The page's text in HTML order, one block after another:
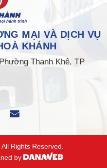
MẠI VÀ DỊCH VỤ
KHÁNH
Thanh Khê, TP
All Rights Reserved.
by